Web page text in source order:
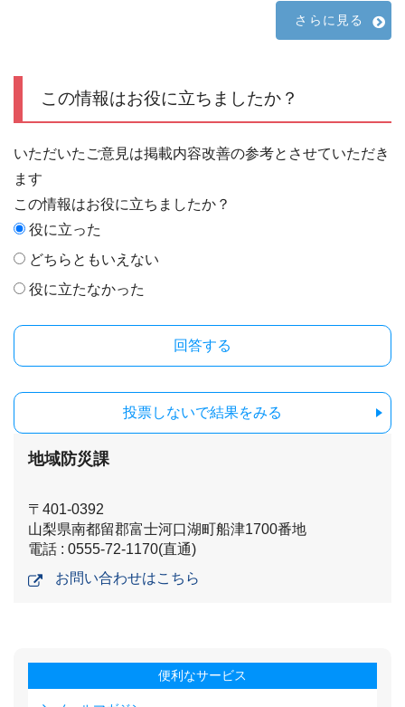
さらに見る
この情報はお役に立ちましたか？
いただいたご意見は掲載内容改善の参考とさせていただき
ます
この情報はお役に立ちましたか？
役に立った
どちらともいえない
役に立たなかった
投票しないで結果をみる
地域防災課
〒401-0392
山梨県南都留郡富士河口湖町船津1700番地
電話 : 0555-72-1170(直通)
お問い合わせはこちら
便利なサービス